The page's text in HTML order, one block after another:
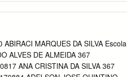
e Bentinho (Hugo); Mauricinho e
Betinho, Márcio e Paulo Sérgio
Palmeiras: Velloso (Marcos),
Galeano (Rodrigo Taddei),
(Dênis) e Reinaldo
MARQUES DA SILVA Escola
ALVES DE ALMEIDA 367
ANA CRISTINA DA SILVA 367